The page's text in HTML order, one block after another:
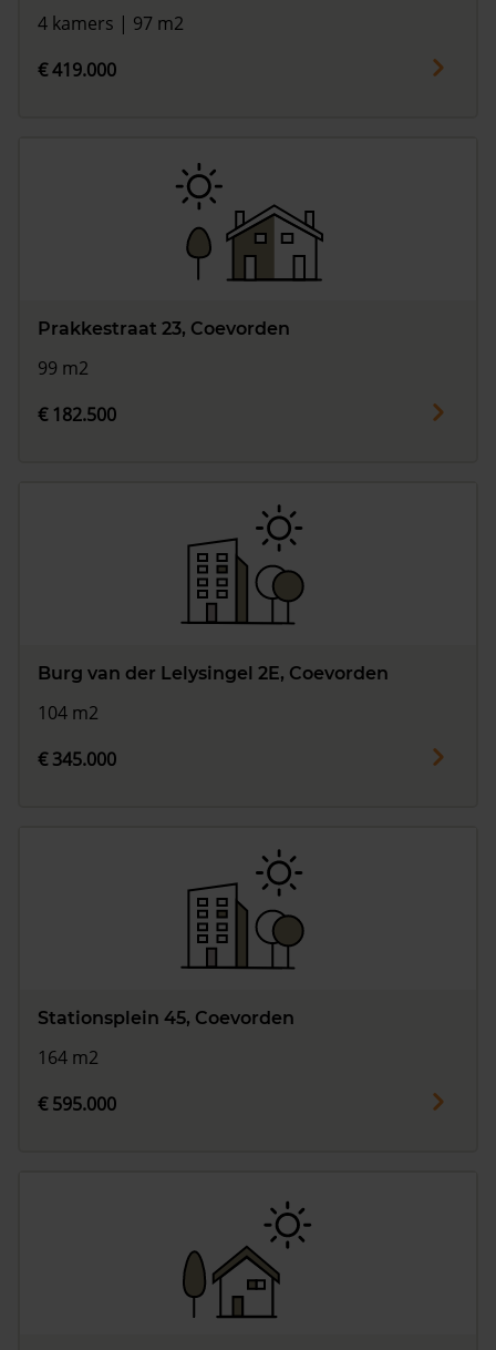
4 kamers | 97 m2
€ 419.000
Prakkestraat 23, Coevorden
99 m2
€ 182.500
Burg van der Lelysingel 2E, Coevorden
104 m2
€ 345.000
Stationsplein 45, Coevorden
164 m2
€ 595.000